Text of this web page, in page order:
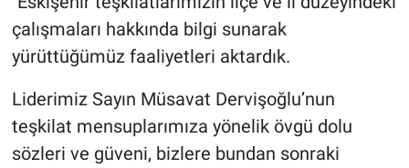
çalışmaları hakkında bilgi sunarak
yürüttüğümüz faaliyetleri aktardık.
Liderimiz Sayın Müsavat Dervişoğlu’nun
teşkilat mensuplarımıza yönelik övgü dolu
sözleri ve güveni, bizlere bundan sonraki